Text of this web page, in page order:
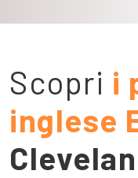
Scopri i
inglese